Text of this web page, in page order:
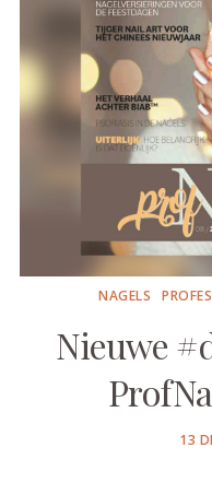
NAGELS
Nieuwe
13